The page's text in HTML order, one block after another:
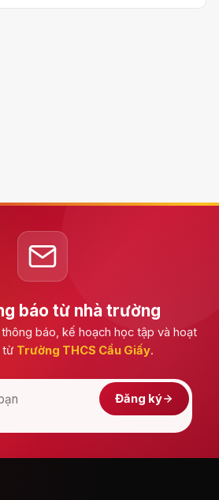
báo từ nhà trường
báo, kế hoạch học tập và hoạt
từ Trường THCS Cầu Giấy.
Đăng ký